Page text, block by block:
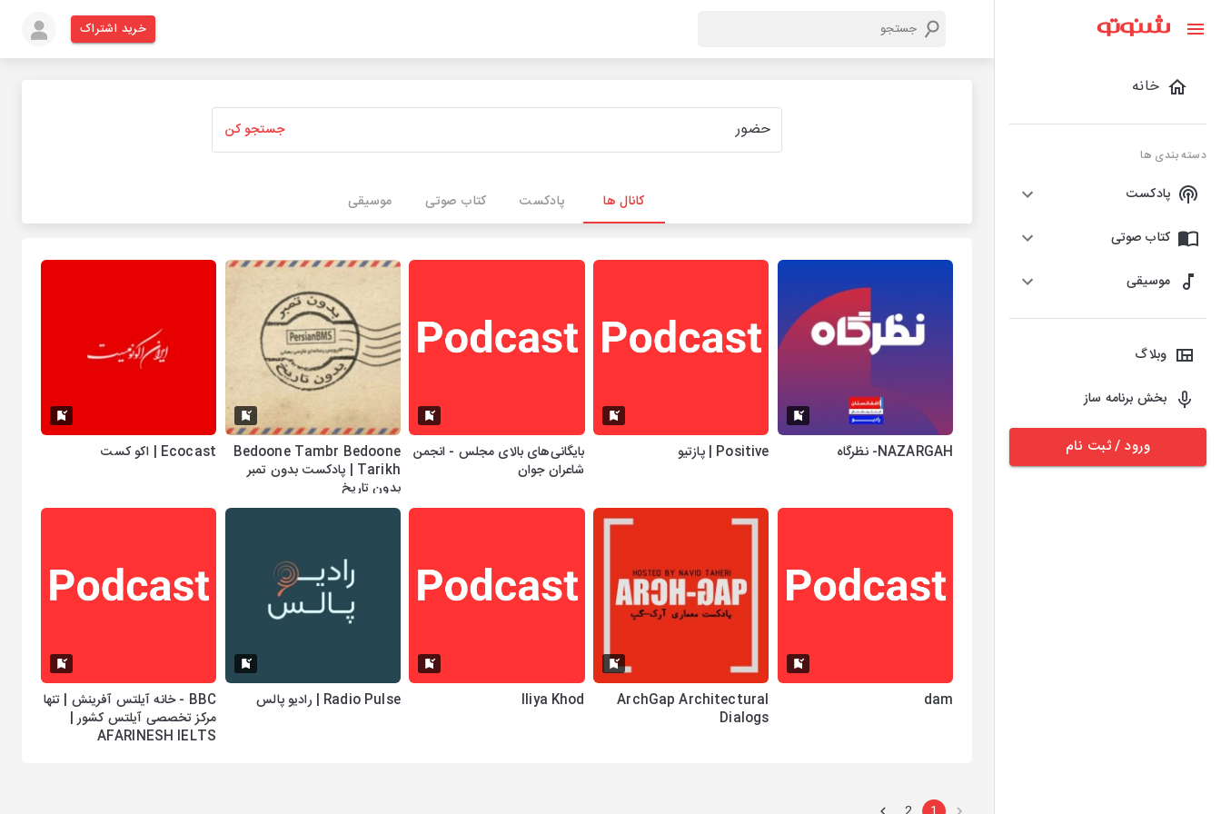
خانه
دسته بندی ها
پادکست
کتاب صوتی
موسیقی
وبلاگ
بخش برنامه ساز
ورود / ثبت نام
خرید اشتراک
جستجو کن
کانال ها پادکست کتاب صوتی موسیقی
NAZARGAH- نظرگاه Positive | پازتیو
بایگانی‌های بالای مجلس - انجمن
شاعران جوان
Bedoone Tambr Bedoone
Tarikh | پادکست بدون تمبر
بدون تاریخ
Ecocast | اکو کست
dam
ArchGap Architectural
Dialogs
Iliya Khod Radio Pulse | رادیو پالس
BBC - خانه آیلتس آفرینش | تنها
مرکز تخصصی آیلتس کشور |
AFARINESH IELTS